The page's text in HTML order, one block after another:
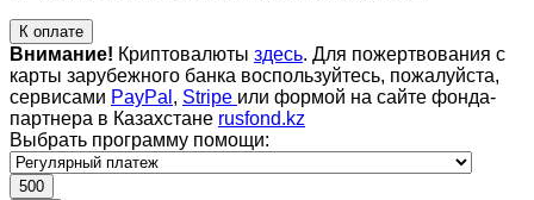
К оплате
Внимание! Криптовалюты здесь. Для пожертвования с
карты зарубежного банка воспользуйтесь, пожалуйста,
сервисами PayPal , Stripe или формой на сайте фонда-
партнера в Казахстане rusfond.kz
Выбрать программу помощи:
500